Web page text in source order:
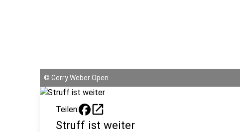
© Gerry Weber Open
Teilen: open_in_new
Struff ist weiter